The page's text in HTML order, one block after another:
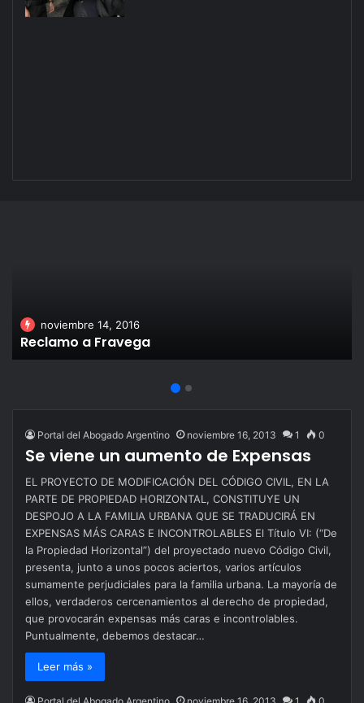
noviembre 14, 2016
Reclamo a Fravega
Portal del Abogado Argentino noviembre 16, 2013 1 0
Se viene un aumento de Expensas
EL PROYECTO DE MODIFICACIÓN DEL CÓDIGO CIVIL, EN LA
PARTE DE PROPIEDAD HORIZONTAL, CONSTITUYE UN
DESPOJO A LA FAMILIA URBANA QUE SE TRADUCIRÁ EN
EXPENSAS MÁS CARAS E INCONTROLABLES El Título VI: (“De
la Propiedad Horizontal”) del proyectado nuevo Código Civil,
presenta, junto a unos pocos aciertos, varios artículos
sumamente perjudiciales para la familia urbana. La mayoría de
ellos, verdaderos cercenamientos al derecho de propiedad,
que provocarán expensas más caras e incontrolables.
Puntualmente, debemos destacar…
Leer más »